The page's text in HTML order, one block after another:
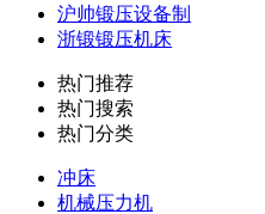
沪帅锻压设备制
浙锻锻压机床
热门推荐
热门搜索
热门分类
冲床
机械压力机